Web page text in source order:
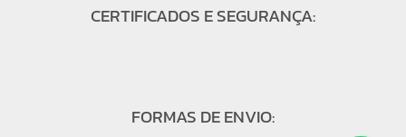
CERTIFICADOS E SEGURANÇA:
FORMAS DE ENVIO: